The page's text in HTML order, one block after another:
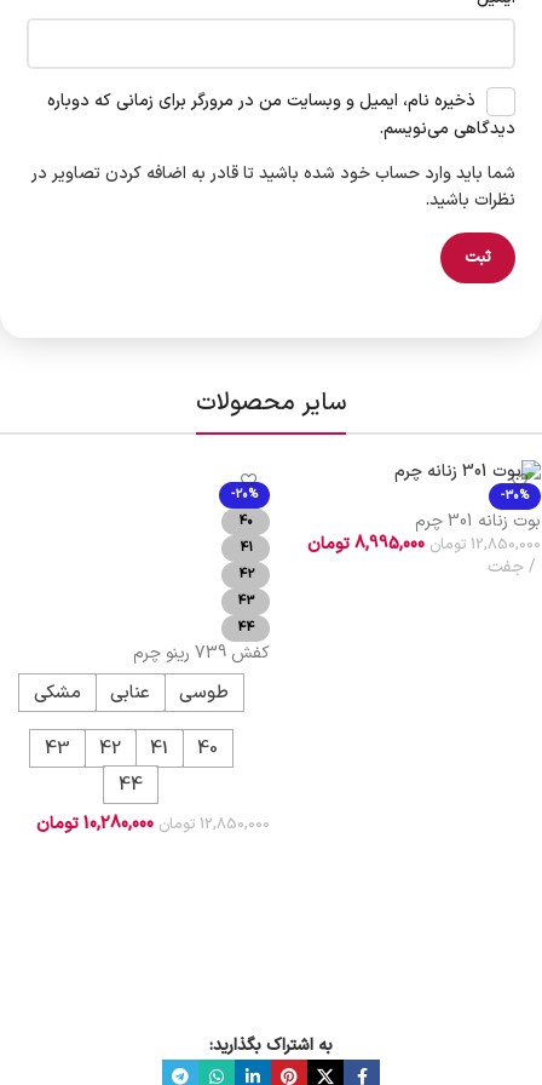
ذخیره نام، ایمیل و وبسایت من در مرورگر برای زمانی که دوباره
دیدگاهی می‌نویسم.
شما باید وارد حساب خود شده باشید تا قادر به اضافه کردن تصاویر در
نظرات باشید.
سایر محصولات
-30%
بوت زنانه 301 چرم
12,850,000 تومان 8,995,000تومان
جفت
-20%
40
41
42
43
44
کفش 739 رینو چرم
طوسی عنابی
مشکی
40
41
42
43
44
12,850,000 تومان 10,280,000تومان
به اشتراک بگذارید: